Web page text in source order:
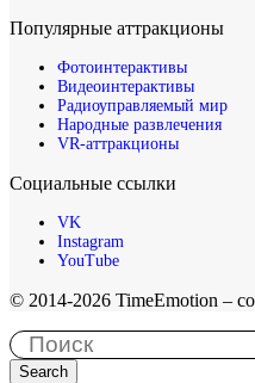
Популярные аттракционы
Фотоинтерактивы
Видеоинтерактивы
Радиоуправляемый мир
Народные развлечения
VR-аттракционы
Социальные ссылки
VK
Instagram
YouTube
© 2014-2026 TimeEmotion –
Search